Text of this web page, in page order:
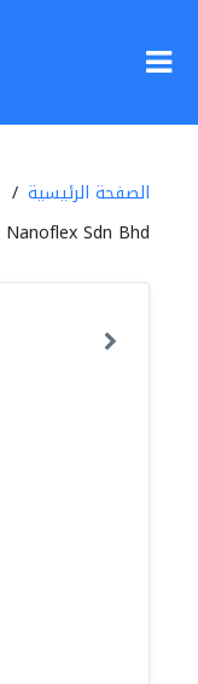
الصفحة الرئيسية
Nanoflex Sdn Bhd